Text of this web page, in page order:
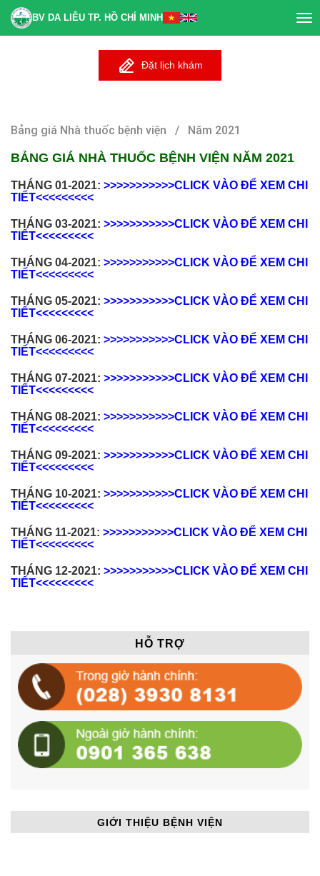
BV DA LIỄU TP. HỒ CHÍ MINH
Đặt lịch khám
Bảng giá Nhà thuốc bệnh viện / Năm 2021
BẢNG GIÁ NHÀ THUỐC BỆNH VIỆN NĂM 2021
THÁNG 01-2021: >>>>>>>>>>>CLICK VÀO ĐỂ XEM CHI
TIẾT<<<<<<<<<
THÁNG 03-2021: >>>>>>>>>>>CLICK VÀO ĐỂ XEM CHI
TIẾT<<<<<<<<<
THÁNG 04-2021: >>>>>>>>>>>CLICK VÀO ĐỂ XEM CHI
TIẾT<<<<<<<<<
THÁNG 05-2021: >>>>>>>>>>>CLICK VÀO ĐỂ XEM CHI
TIẾT<<<<<<<<<
THÁNG 06-2021: >>>>>>>>>>>CLICK VÀO ĐỂ XEM CHI
TIẾT<<<<<<<<<
THÁNG 07-2021: >>>>>>>>>>>CLICK VÀO ĐỂ XEM CHI
TIẾT<<<<<<<<<
THÁNG 08-2021: >>>>>>>>>>>CLICK VÀO ĐỂ XEM CHI
TIẾT<<<<<<<<<
THÁNG 09-2021: >>>>>>>>>>>CLICK VÀO ĐỂ XEM CHI
TIẾT<<<<<<<<<
THÁNG 10-2021: >>>>>>>>>>>CLICK VÀO ĐỂ XEM CHI
TIẾT<<<<<<<<<
THÁNG 11-2021: >>>>>>>>>>>CLICK VÀO ĐỂ XEM CHI
TIẾT<<<<<<<<<
THÁNG 12-2021: >>>>>>>>>>>CLICK VÀO ĐỂ XEM CHI
TIẾT<<<<<<<<<
HỖ TRỢ
GIỚI THIỆU BỆNH VIỆN